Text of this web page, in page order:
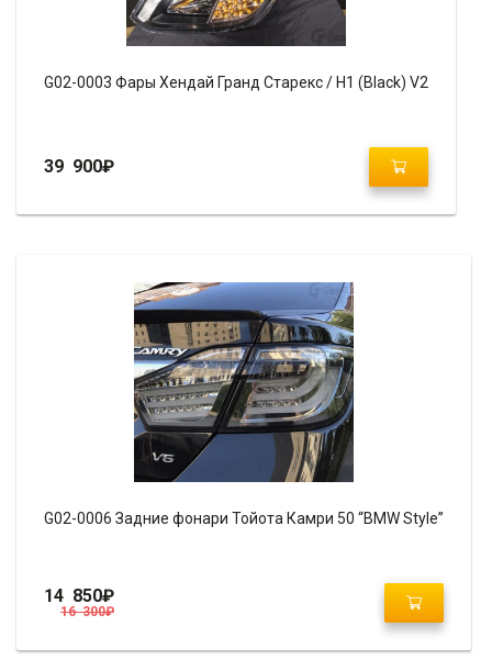
G02-0003 Фары Хендай Гранд Старекс / H1 (Black) V2
39 900₽
G02-0006 Задние фонари Тойота Камри 50 “BMW Style”
16 300₽
14 850₽